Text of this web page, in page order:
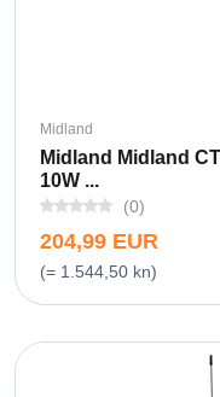
Midland
Midland Midland
10W ...
(0)
204,99 EUR
(= 1.544,50 kn)